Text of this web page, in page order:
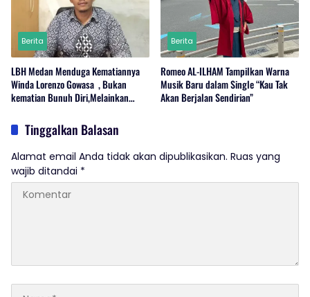
Berita
LBH Medan Menduga Kematiannya
Winda Lorenzo Gowasa , Bukan
kematian Bunuh Diri,Melainkan
Berita
Romeo AL-ILHAM Tampilkan Warna
Musik Baru dalam Single “Kau Tak
Akan Berjalan Sendirian”
Tinggalkan Balasan
Alamat email Anda tidak akan dipublikasikan. Ruas yang
wajib ditandai *